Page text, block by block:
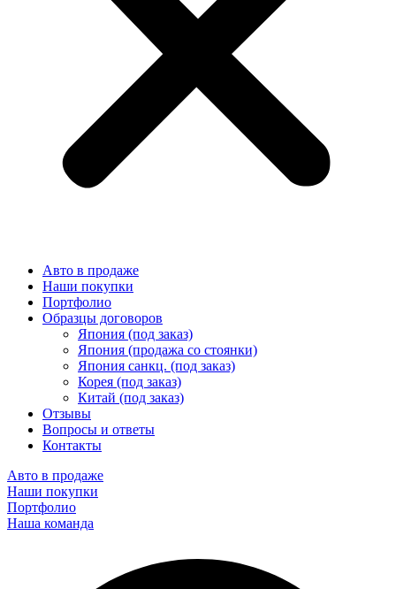
Авто в продаже
Наши покупки
Портфолио
Образцы договоров
Япония (под заказ)
Япония (продажа со стоянки)
Япония санкц. (под заказ)
Корея (под заказ)
Китай (под заказ)
Отзывы
Вопросы и ответы
Контакты
Авто в продаже
Наши покупки
Портфолио
Наша команда